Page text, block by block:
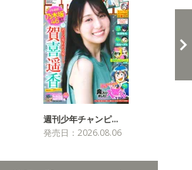
週刊少年チャンピ…
発売日：2026.08.06